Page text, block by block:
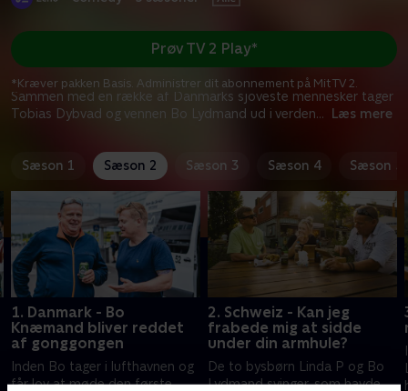
Sammen med en række af Danmarks sjoveste mennesker tager
Tobias Dybvad og vennen Bo Lydmand ud i verden... Læs mere
Prøv TV 2 Play*
*Kræver pakken Basis. Administrer dit abonnement på Mit TV 2.
Sæson 1 Sæson 2 Sæson 3 Sæson 4 Sæson 5
1. Danmark - Bo
Knæmand bliver reddet
af gonggongen
Inden Bo tager i lufthavnen og
får lov at møde den første
2. Schweiz - Kan jeg
frabede mig at sidde
under din armhule?
De to bysbørn Linda P og Bo
Lydmand svinger, som havde